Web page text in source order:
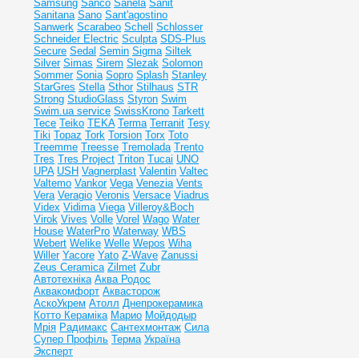
Samsung Sanco Sanela Sanit
Sanitana Sano Sant'agostino
Sanwerk Scarabeo Schell
Schlosser
Schneider Electric Sculpta SDS-Plus
Secure Sedal Semin Sigma Siltek
Silver Simas Sirem Slezak Solomon
Sommer Sonia Sopro Splash Stanley
StarGres Stella Sthor Stilhaus STR
Strong StudioGlass Styron Swim
Swim.ua service SwissKrono Tarkett
Tece Teiko TEKA Terma Terranit Tesy
Tiki Topaz Tork Torsion Torx Toto
Treemme Treesse Tremolada Trento
Tres Tres Project Triton Tucai UNO
UPA USH Vagnerplast Valentin Valtec
Valtemo Vankor Vega Venezia Vents
Vera Veragio Veronis Versace Viadrus
Videx Vidima Viega Villeroy&Boch
Virok Vives Volle Vorel Wago Water
House WaterPro Waterway WBS
Webert Welike Welle Wepos Wiha
Willer Yacore Yato Z-Wave Zanussi
Zeus Ceramica Zilmet Zubr
Автотехніка Аква Родос
Аквакомфорт Аквасторож
АскоУкрем Атолл Днепрокерамика
Котто Кераміка Марио Мойдодыр
Мрія Радимакс Сантехмонтаж Сила
Супер Профіль Терма Україна
Эксперт